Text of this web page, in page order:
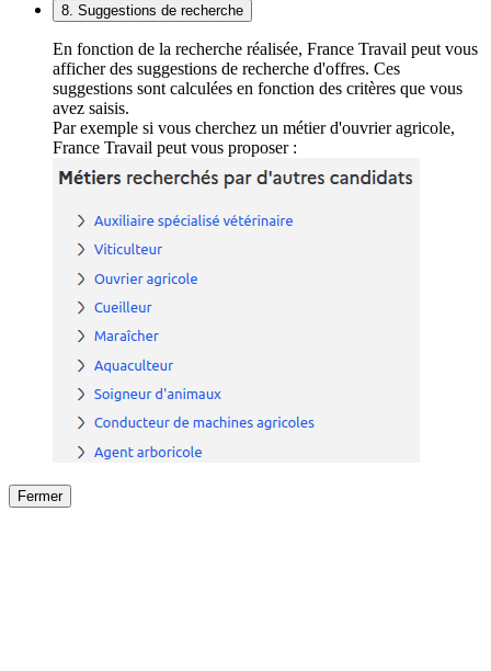
8. Suggestions de recherche
En fonction de la recherche réalisée, France Travail peut vous
afficher des suggestions de recherche d'offres. Ces
suggestions sont calculées en fonction des critères que vous
avez saisis.
Par exemple si vous cherchez un métier d'ouvrier agricole,
France Travail peut vous proposer :
Fermer